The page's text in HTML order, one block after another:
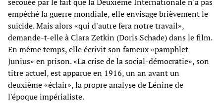
empêché la guerre mondiale, elle envisage brièvement le
suicide. Mais alors «qui d'autre fera notre travail»,
demande-t-elle à Clara Zetkin (Doris Schade) dans le film.
En même temps, elle écrivit son fameux «pamphlet
Junius» en prison. «La crise de la social-démocratie», son
titre actuel, est apparue en 1916, un an avant un
deuxième «éclair», la propre analyse de Lénine de
l'époque impérialiste.